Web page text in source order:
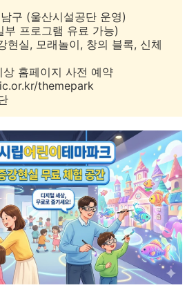
구 (울산시설공단 운영)
부 프로그램 유료 가능)
현실, 모래놀이, 창의 블록, 신체
홈페이지 사전 예약
themepark